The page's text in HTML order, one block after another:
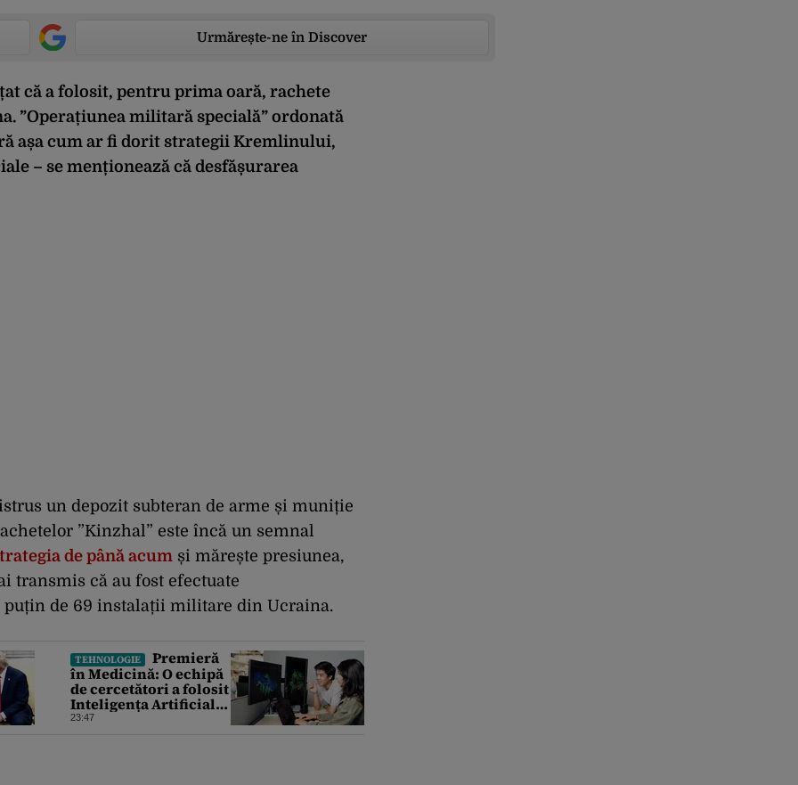
Urmărește-ne în Discover
că a folosit, pentru prima oară, rachete
”Operațiunea militară specială” ordonată
așa cum ar fi dorit strategii Kremlinului,
– se menționează că desfășurarea
un depozit subteran de arme și muniție
”Kinzhal” este încă un semnal
de până acum și mărește presiunea,
transmis că au fost efectuate
puțin de 69 instalații militare din Ucraina.
TEHNOLOGIE
Premieră
în Medicină: O echipă
de cercetători a folosit
Inteligența Artificială
pentru a crea primele
23:47